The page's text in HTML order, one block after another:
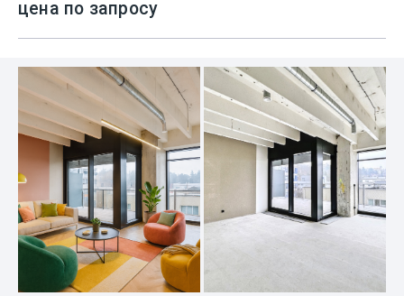
цена по запросу